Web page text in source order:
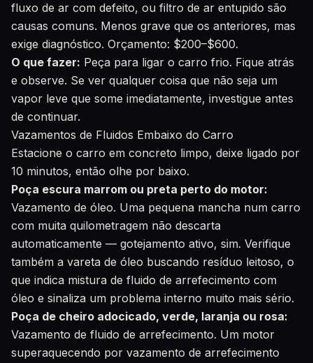
fluxo de ar com defeito, ou filtro de ar entupido são
causas comuns. Menos grave que os anteriores, mas
exige diagnóstico. Orçamento: $200–$600.
O que fazer: Peça para ligar o carro frio. Fique atrás
e observe. Se ver qualquer coisa que não seja um
vapor leve que some imediatamente, investigue antes
de continuar.
Vazamentos de Fluidos Embaixo do Carro
Estacione o carro em concreto limpo, deixe ligado por
10 minutos, então olhe por baixo.
Poça escura marrom ou preta perto do motor:
Vazamento de óleo. Uma pequena mancha num carro
com muita quilometragem não descarta
automaticamente — gotejamento ativo, sim. Verifique
também a vareta de óleo buscando resíduo leitoso, o
que indica mistura de fluido de arrefecimento com
óleo e sinaliza um problema interno muito mais sério.
Poça de cheiro adocicado, verde, laranja ou rosa:
Vazamento de fluido de arrefecimento. Um motor
superaquecendo por vazamento de arrefecimento